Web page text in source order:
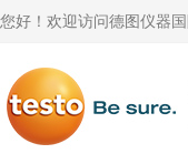
您好！欢迎访问德图仪器